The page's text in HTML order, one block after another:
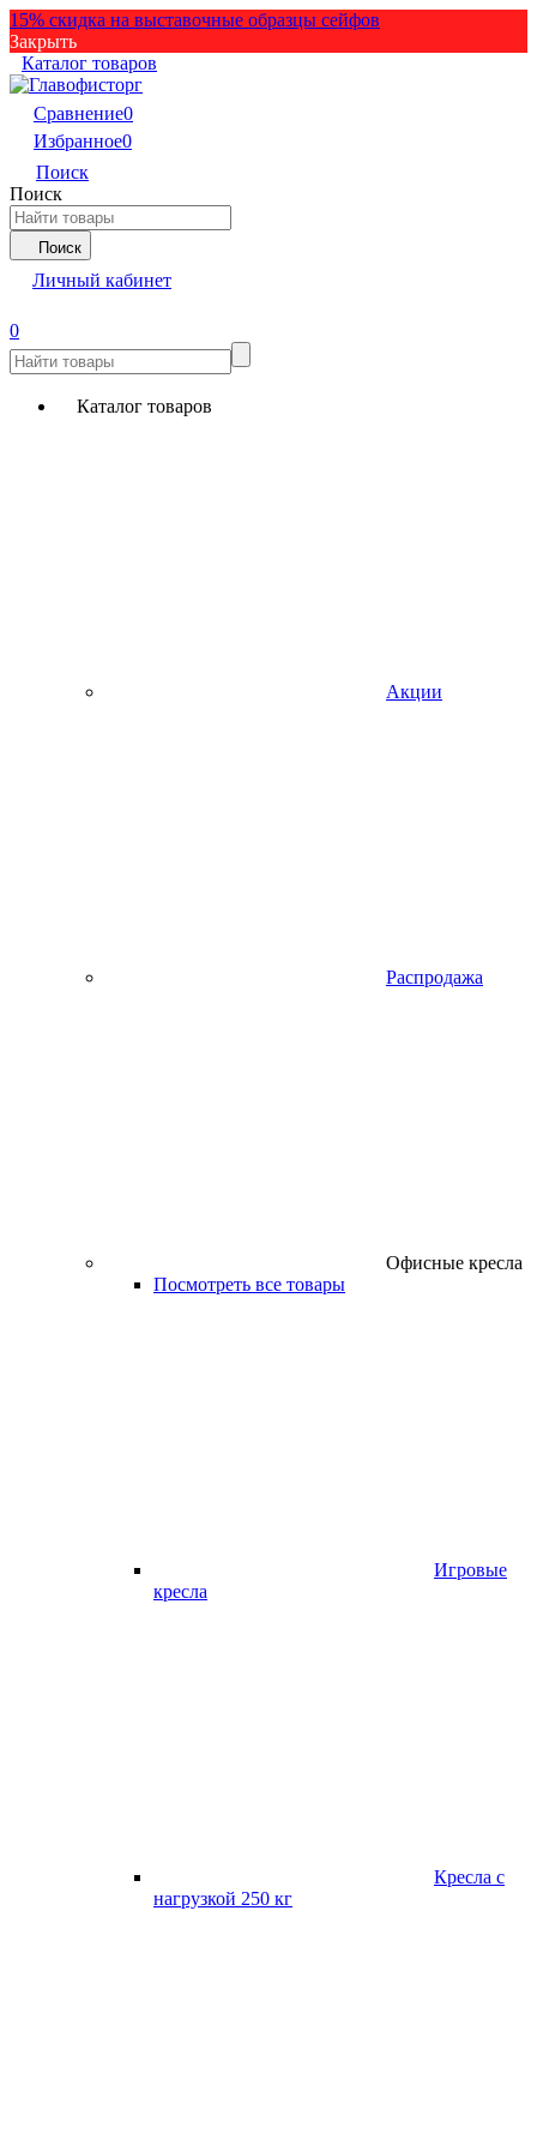
15% скидка на выставочные образцы сейфов
Закрыть
Каталог товаров
Сравнение0
Избранное0
Поиск
Поиск
Поиск
Личный кабинет
0
Каталог товаров
Акции
Распродажа
Офисные кресла
Посмотреть все товары
Игровые
кресла
Кресла с
нагрузкой 250 кг